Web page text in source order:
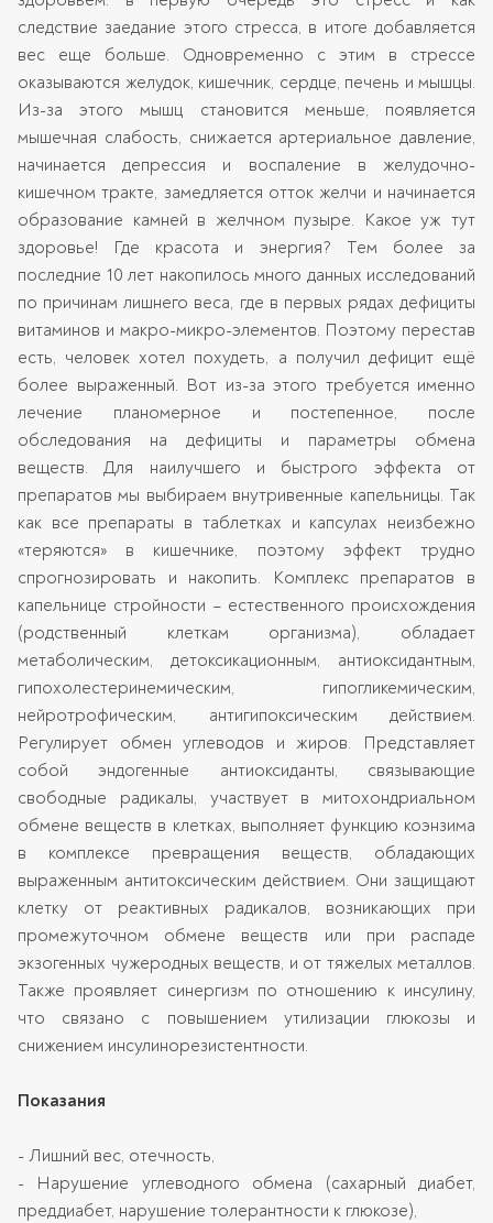
следствие заедание этого стресса, в итоге добавляется
вес еще больше. Одновременно с этим в стрессе
оказываются желудок, кишечник, сердце, печень и мышцы.
Из-за этого мышц становится меньше, появляется
мышечная слабость, снижается артериальное давление,
начинается депрессия и воспаление в желудочно-
кишечном тракте, замедляется отток желчи и начинается
образование камней в желчном пузыре. Какое уж тут
здоровье! Где красота и энергия? Тем более за
последние 10 лет накопилось много данных исследований
по причинам лишнего веса, где в первых рядах дефициты
витаминов и макро-микро-элементов. Поэтому перестав
есть, человек хотел похудеть, а получил дефицит ещё
более выраженный. Вот из-за этого требуется именно
лечение планомерное и постепенное, после
обследования на дефициты и параметры обмена
веществ. Для наилучшего и быстрого эффекта от
препаратов мы выбираем внутривенные капельницы. Так
как все препараты в таблетках и капсулах неизбежно
«теряются» в кишечнике, поэтому эффект трудно
спрогнозировать и накопить. Комплекс препаратов в
капельнице стройности – естественного происхождения
(родственный клеткам организма), обладает
метаболическим, детоксикационным, антиоксидантным,
гипохолестеринемическим, гипогликемическим,
нейротрофическим, антигипоксическим действием.
Регулирует обмен углеводов и жиров. Представляет
собой эндогенные антиоксиданты, связывающие
свободные радикалы, участвует в митохондриальном
обмене веществ в клетках, выполняет функцию коэнзима
в комплексе превращения веществ, обладающих
выраженным антитоксическим действием. Они защищают
клетку от реактивных радикалов, возникающих при
промежуточном обмене веществ или при распаде
экзогенных чужеродных веществ, и от тяжелых металлов.
Также проявляет синергизм по отношению к инсулину,
что связано с повышением утилизации глюкозы и
снижением инсулинорезистентности.
Показания
- Лишний вес, отечность,
- Нарушение углеводного обмена (сахарный диабет,
преддиабет, нарушение толерантности к глюкозе),